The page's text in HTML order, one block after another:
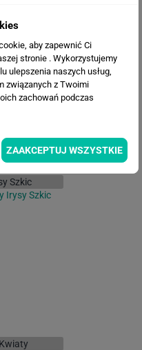
kwiaty na
tle
Irysy Szkic
aby zapewnić Ci
stronie . Wykorzystujemy
ulepszenia naszych usług,
związanych z Twoimi
zachowań podczas
ZAAKCEPTUJ WSZYSTKIE